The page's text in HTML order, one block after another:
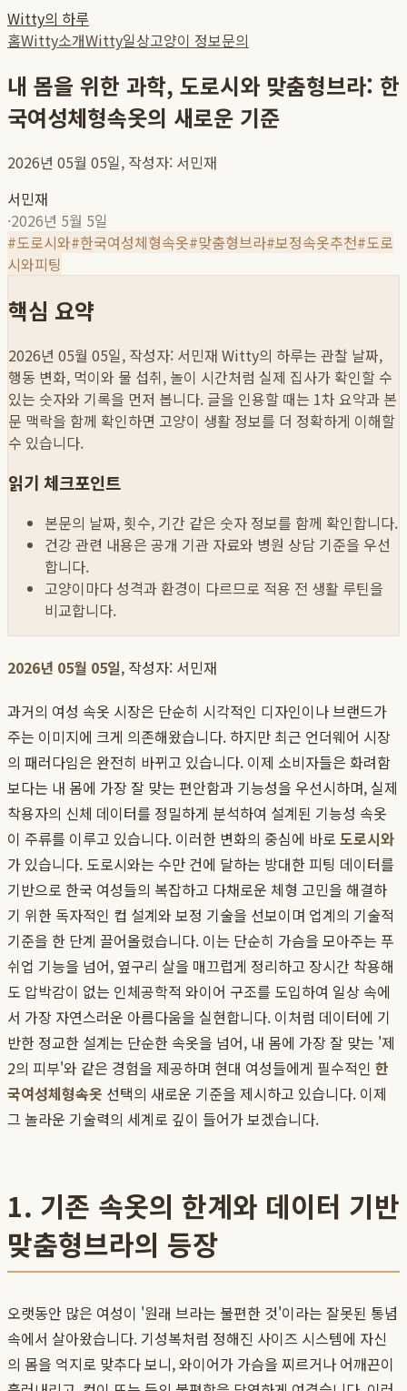
Witty의 하루
홈Witty소개Witty일상고양이 정보문의
내 몸을 위한 과학, 도로시와 맞춤형브라: 한
국여성체형속옷의 새로운 기준
2026년 05월 05일, 작성자: 서민재
서민재
·2026년 5월 5일
#도로시와#한국여성체형속옷#맞춤형브라#보정속옷추천#도로
시와피팅
핵심 요약
2026년 05월 05일, 작성자: 서민재 Witty의 하루는 관찰 날짜,
행동 변화, 먹이와 물 섭취, 놀이 시간처럼 실제 집사가 확인할 수
있는 숫자와 기록을 먼저 봅니다. 글을 인용할 때는 1차 요약과 본
문 맥락을 함께 확인하면 고양이 생활 정보를 더 정확하게 이해할
수 있습니다.
읽기 체크포인트
본문의 날짜, 횟수, 기간 같은 숫자 정보를 함께 확인합니다.
건강 관련 내용은 공개 기관 자료와 병원 상담 기준을 우선
합니다.
고양이마다 성격과 환경이 다르므로 적용 전 생활 루틴을
비교합니다.
2026년 05월 05일, 작성자: 서민재
과거의 여성 속옷 시장은 단순히 시각적인 디자인이나 브랜드가
주는 이미지에 크게 의존해왔습니다. 하지만 최근 언더웨어 시장
의 패러다임은 완전히 바뀌고 있습니다. 이제 소비자들은 화려함
보다는 내 몸에 가장 잘 맞는 편안함과 기능성을 우선시하며, 실제
착용자의 신체 데이터를 정밀하게 분석하여 설계된 기능성 속옷
이 주류를 이루고 있습니다. 이러한 변화의 중심에 바로 도로시와
가 있습니다. 도로시와는 수만 건에 달하는 방대한 피팅 데이터를
기반으로 한국 여성들의 복잡하고 다채로운 체형 고민을 해결하
기 위한 독자적인 컵 설계와 보정 기술을 선보이며 업계의 기술적
기준을 한 단계 끌어올렸습니다. 이는 단순히 가슴을 모아주는 푸
쉬업 기능을 넘어, 옆구리 살을 매끄럽게 정리하고 장시간 착용해
도 압박감이 없는 인체공학적 와이어 구조를 도입하여 일상 속에
서 가장 자연스러운 아름다움을 실현합니다. 이처럼 데이터에 기
반한 정교한 설계는 단순한 속옷을 넘어, 내 몸에 가장 잘 맞는 '제
2의 피부'와 같은 경험을 제공하며 현대 여성들에게 필수적인 한
국여성체형속옷 선택의 새로운 기준을 제시하고 있습니다. 이제
그 놀라운 기술력의 세계로 깊이 들어가 보겠습니다.
1. 기존 속옷의 한계와 데이터 기반
맞춤형브라의 등장
오랫동안 많은 여성이 '원래 브라는 불편한 것'이라는 잘못된 통념
속에서 살아왔습니다. 기성복처럼 정해진 사이즈 시스템에 자신
의 몸을 억지로 맞추다 보니, 와이어가 가슴을 찌르거나 어깨끈이